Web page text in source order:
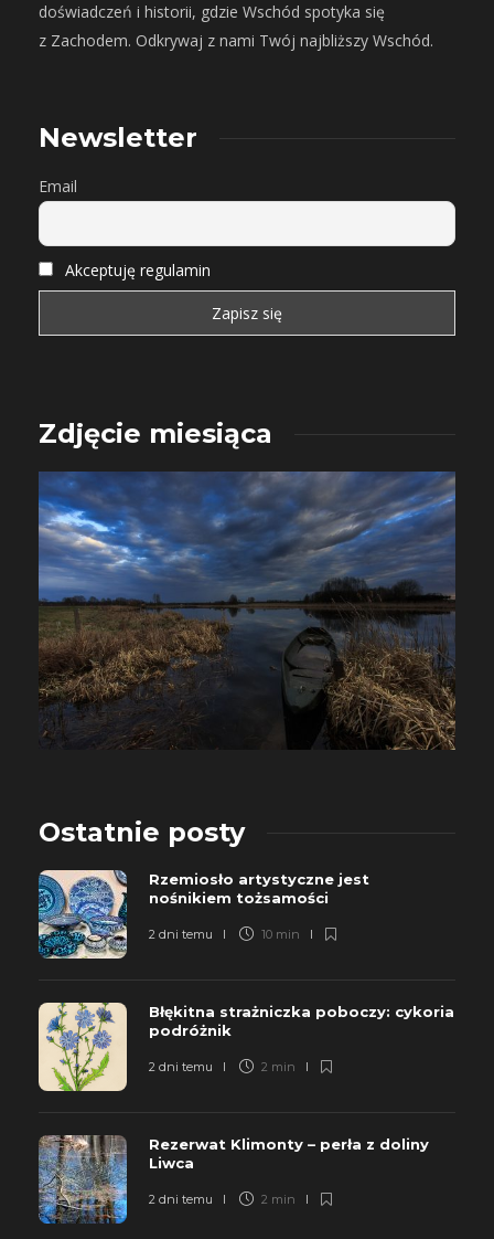
doświadczeń i historii, gdzie Wschód spotyka się
z Zachodem. Odkrywaj z nami Twój najbliższy Wschód.
Newsletter
Email
Akceptuję regulamin
Zdjęcie miesiąca
Ostatnie posty
Rzemiosło artystyczne jest
nośnikiem tożsamości
2 dni temu 10 min
Błękitna strażniczka poboczy: cykoria
podróżnik
2 dni temu 2 min
Rezerwat Klimonty – perła z doliny
Liwca
2 dni temu 2 min